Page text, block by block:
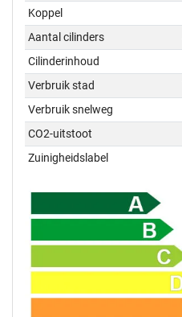
Koppel
Aantal cilinders
Cilinderinhoud
Verbruik stad
Verbruik snelweg
CO2-uitstoot
Zuinigheidslabel